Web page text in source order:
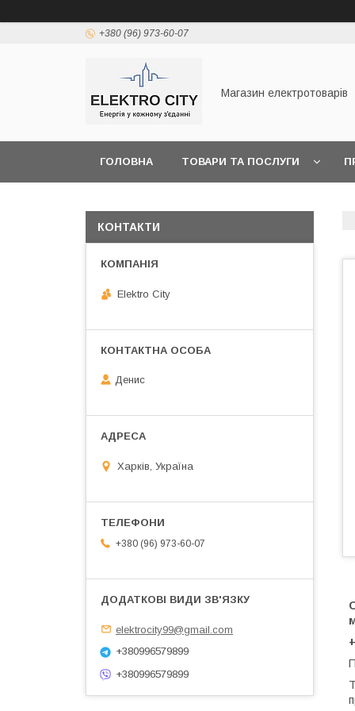
+380 (96) 973-60-07
Магазин електротоварів
ГОЛОВНА ТОВАРИ ТА ПОСЛУГИ
КОНТАКТИ
Elektro City
Денис
Харків, Україна
+380 (96) 973-60-07
elektrocity99@gmail.com
+380996579899
+380996579899